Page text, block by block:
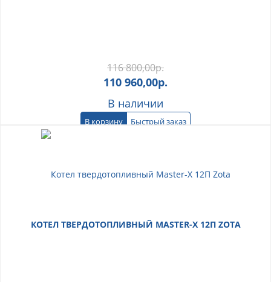
116 800,00р.
110 960,00р.
В наличии
В корзину Быстрый заказ
КОТЕЛ ТВЕРДОТОПЛИВНЫЙ MASTER-X 12П ZOTA